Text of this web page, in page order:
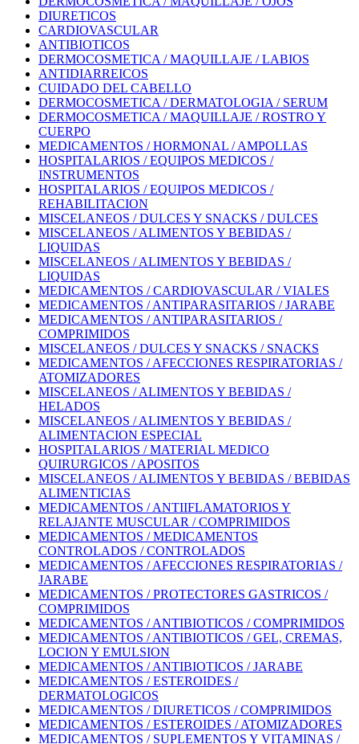
DIURETICOS
CARDIOVASCULAR
ANTIBIOTICOS
DERMOCOSMETICA / MAQUILLAJE / LABIOS
ANTIDIARREICOS
CUIDADO DEL CABELLO
DERMOCOSMETICA / DERMATOLOGIA / SERUM
DERMOCOSMETICA / MAQUILLAJE / ROSTRO Y
CUERPO
MEDICAMENTOS / HORMONAL / AMPOLLAS
HOSPITALARIOS / EQUIPOS MEDICOS /
INSTRUMENTOS
HOSPITALARIOS / EQUIPOS MEDICOS /
REHABILITACION
MISCELANEOS / DULCES Y SNACKS / DULCES
MISCELANEOS / ALIMENTOS Y BEBIDAS /
LIQUIDAS
MISCELANEOS / ALIMENTOS Y BEBIDAS /
LIQUIDAS
MEDICAMENTOS / CARDIOVASCULAR / VIALES
MEDICAMENTOS / ANTIPARASITARIOS / JARABE
MEDICAMENTOS / ANTIPARASITARIOS /
COMPRIMIDOS
MISCELANEOS / DULCES Y SNACKS / SNACKS
MEDICAMENTOS / AFECCIONES RESPIRATORIAS /
ATOMIZADORES
MISCELANEOS / ALIMENTOS Y BEBIDAS /
HELADOS
MISCELANEOS / ALIMENTOS Y BEBIDAS /
ALIMENTACION ESPECIAL
HOSPITALARIOS / MATERIAL MEDICO
QUIRURGICOS / APOSITOS
MISCELANEOS / ALIMENTOS Y BEBIDAS / BEBIDAS
ALIMENTICIAS
MEDICAMENTOS / ANTIIFLAMATORIOS Y
RELAJANTE MUSCULAR / COMPRIMIDOS
MEDICAMENTOS / MEDICAMENTOS
CONTROLADOS / CONTROLADOS
MEDICAMENTOS / AFECCIONES RESPIRATORIAS /
JARABE
MEDICAMENTOS / PROTECTORES GASTRICOS /
COMPRIMIDOS
MEDICAMENTOS / ANTIBIOTICOS / COMPRIMIDOS
MEDICAMENTOS / ANTIBIOTICOS / GEL, CREMAS,
LOCION Y EMULSION
MEDICAMENTOS / ANTIBIOTICOS / JARABE
MEDICAMENTOS / ESTEROIDES /
DERMATOLOGICOS
MEDICAMENTOS / DIURETICOS / COMPRIMIDOS
MEDICAMENTOS / ESTEROIDES / ATOMIZADORES
MEDICAMENTOS / SUPLEMENTOS Y VITAMINAS /